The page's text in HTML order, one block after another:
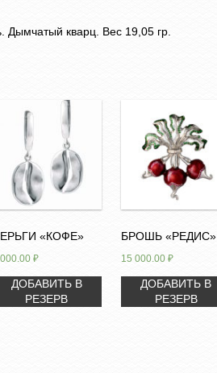
кварц. Вес 19,05 гр.
«КОФЕ»
₽
ДОБАВИТЬ В
РЕЗЕРВ
БРОШЬ «РЕДИС»
15 000.00 ₽
ДОБАВИТЬ В
РЕЗЕРВ